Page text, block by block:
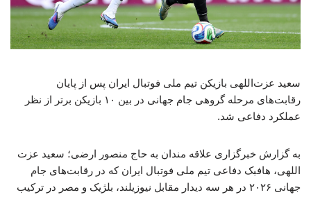
سعید عزت‌اللهی بازیکن تیم ملی فوتبال ایران پس از پایان
رقابت‌های مرحله گروهی جام جهانی در بین ۱۰ بازیکن برتر از نظر
عملکرد دفاعی شد.
به گزارش خبرگزاری علاقه مندان به حاج منصور ارضی؛ سعید عزت
اللهی، هافبک دفاعی تیم ملی فوتبال ایران که در رقابت‌های جام
جهانی ۲۰۲۶ در هر سه دیدار مقابل نیوزیلند، بلژیک و مصر در ترکیب